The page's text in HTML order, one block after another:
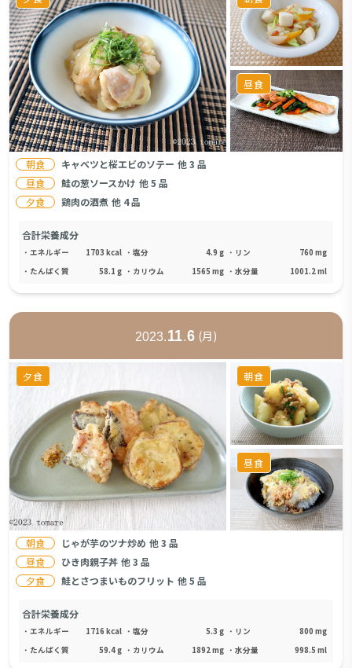
昼食
朝食 キャベツと桜エビのソテー 他3 品
昼食
鮭の葱ソースかけ 他5 品
夕食
鶏肉の酒煮 他 4品
合計栄養成分
・ エネルギー 1703 kcal
・ たんぱく質 58.1 g
・ 塩分 4.9 g
・ カリウム 1565 mg
・ リン 760 mg
・水分量 1001.2ml
2023.11.6 (月)
夕食 朝食
昼食
朝食 じゃが芋のツナ炒め 他3 品
昼食
ひき肉親子丼 他3 品
夕食
鮭とさつまいものフリット 他5 品
合計栄養成分
・ エネルギー 1716 kcal
・ たんぱく質 59.4g
・ 塩分 5.3 g
・ カリウム 1892mg
・ リン 800 mg
・水分量 998.5 ml